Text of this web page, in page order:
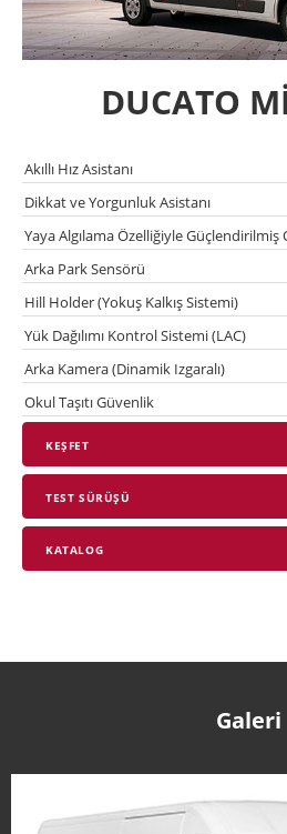
DUCATO
Akıllı Hız Asistanı
Dikkat ve Yorgunluk Asistanı
Yaya Algılama Özelliğiyle
Arka Park Sensörü
Hill Holder (Yokuş Kalkış Sistemi)
Yük Dağılımı Kontrol Sistemi (LAC)
Arka Kamera (Dinamik Izgaralı)
Okul Taşıtı Güvenlik
KEŞFET
TEST SÜRÜŞÜ
KATALOG
Galeri